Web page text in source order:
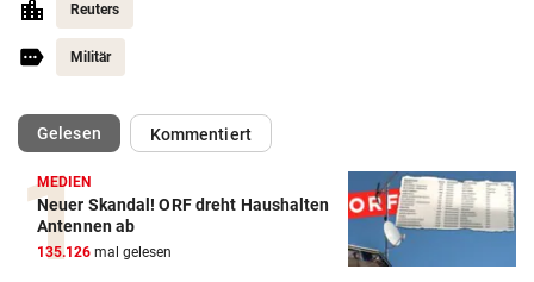
Reuters
Militär
Gelesen(ausgewählt)Kommentiert
MEDIEN
Neuer Skandal! ORF dreht Haushalten
Antennen ab
135.126 mal gelesen